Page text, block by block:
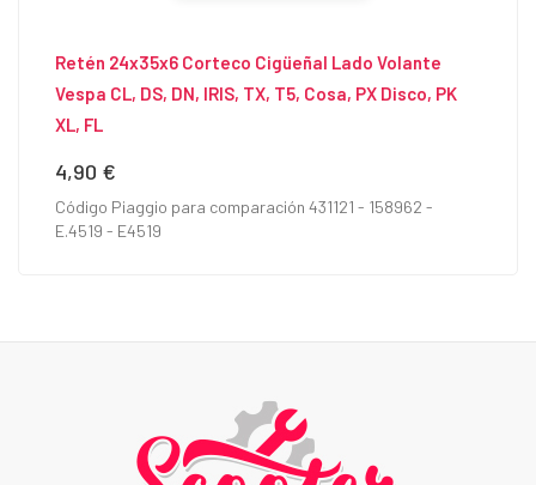
Retén 24x35x6 Corteco Cigüeñal Lado Volante
Vespa CL, DS, DN, IRIS, TX, T5, Cosa, PX Disco, PK
XL, FL
Precio
4,90 €
Código Piaggio para comparación 431121 - 158962 -
E.4519 - E4519